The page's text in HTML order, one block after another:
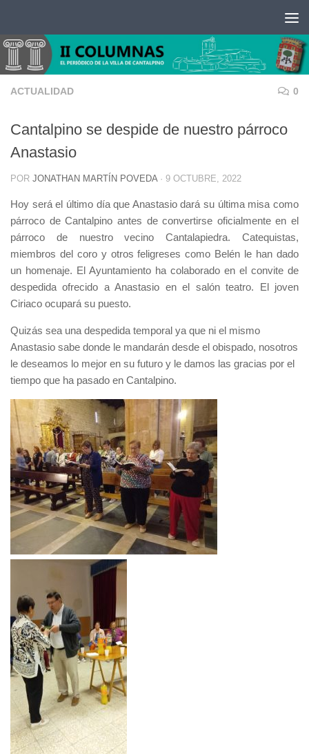
ACTUALIDAD 0
Cantalpino se despide de nuestro párroco
Anastasio
POR JONATHAN MARTÍN POVEDA · 9 OCTUBRE, 2022
Hoy será el último día que Anastasio dará su última misa como
párroco de Cantalpino antes de convertirse oficialmente en el
párroco de nuestro vecino Cantalapiedra. Catequistas,
miembros del coro y otros feligreses como Belén le han dado
un homenaje. El Ayuntamiento ha colaborado en el convite de
despedida ofrecido a Anastasio en el salón teatro. El joven
Ciriaco ocupará su puesto.
Quizás sea una despedida temporal ya que ni el mismo
Anastasio sabe donde le mandarán desde el obispado, nosotros
le deseamos lo mejor en su futuro y le damos las gracias por el
tiempo que ha pasado en Cantalpino.